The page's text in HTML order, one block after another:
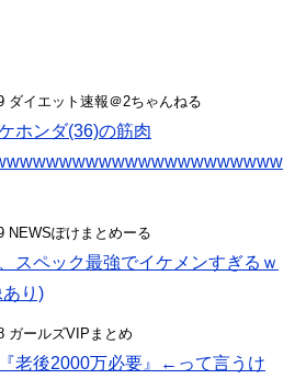
ダイエット速報＠2ちゃんねる
ホンダ(36)の筋肉
NEWSぽけまとめーる
スペック最強でイケメンすぎるｗ
り)
ガールズVIPまとめ
『老後2000万必要』←って言うけ